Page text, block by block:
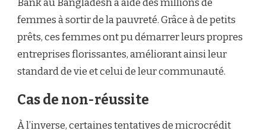
femmes à sortir de la pauvreté. Grâce à de petits
prêts, ces femmes ont pu démarrer leurs propres
entreprises florissantes, améliorant ainsi leur
standard de vie et celui de leur communauté.
Cas de non-réussite
À l’inverse, certaines tentatives de microcrédit